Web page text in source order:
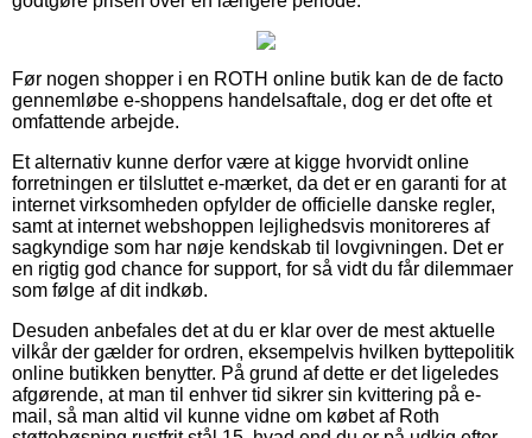
Før nogen shopper i en ROTH online butik kan de de facto
gennemløbe e-shoppens handelsaftale, dog er det ofte et
omfattende arbejde.
Et alternativ kunne derfor være at kigge hvorvidt online
forretningen er tilsluttet e-mærket, da det er en garanti for at
internet virksomheden opfylder de officielle danske regler,
samt at internet webshoppen lejlighedsvis monitoreres af
sagkyndige som har nøje kendskab til lovgivningen. Det er
en rigtig god chance for support, for så vidt du får dilemmaer
som følge af dit indkøb.
Desuden anbefales det at du er klar over de mest aktuelle
vilkår der gælder for ordren, eksempelvis hvilken byttepolitik
online butikken benytter. På grund af dette er det ligeledes
afgørende, at man til enhver tid sikrer sin kvittering på e-
mail, så man altid vil kunne vidne om købet af Roth